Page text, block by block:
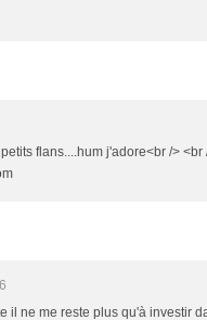
flans....hum j'adore<br /> <br
il ne me reste plus qu'à investir